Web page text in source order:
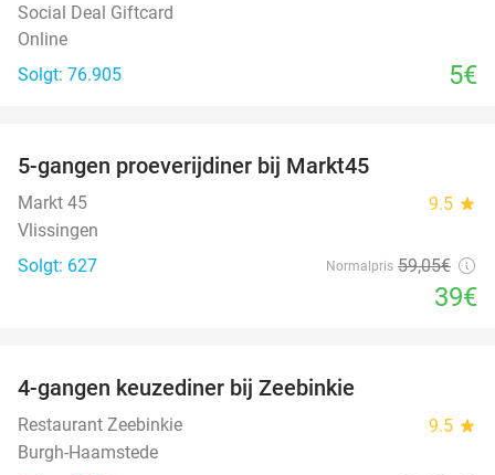
Social Deal Giftcard
Online
Solgt: 76.905
5€
5-gangen proeverijdiner bij Markt45
Markt 45 9.5 star
Vlissingen
Solgt: 627
Normalpris 59,05€
39€
4-gangen keuzediner bij Zeebinkie
Restaurant Zeebinkie 9.5 star
Burgh-Haamstede